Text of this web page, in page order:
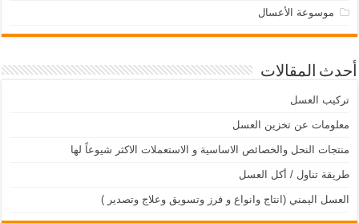
موسوعة الأعسال
أحدث المقالات
تركيب العسل
معلومات عن تخزين العسل
منتجات النحل والخصائص الاساسية و الاستعملات الاكثر شيوعاً لها
طريقة تناول / أكل العسل
العسل اليمني (انتاج وانواع و فرز وتسويق وعلاج وتصدير )